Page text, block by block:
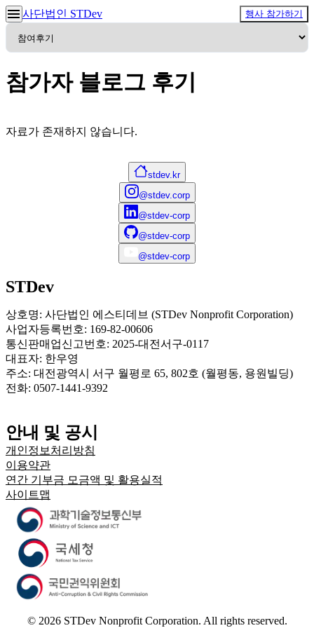
사단법인 STDev 행사 참가하기
참가자 블로그 후기
자료가 존재하지 않습니다.
stdev.kr
@stdev.corp
@stdev-corp
@stdev-corp
@stdev-corp
STDev
상호명: 사단법인 에스티데브 (STDev Nonprofit Corporation)
사업자등록번호: 169-82-00606
통신판매업신고번호: 2025-대전서구-0117
대표자: 한우영
주소: 대전광역시 서구 월평로 65, 802호 (월평동, 용원빌딩)
전화: 0507-1441-9392
안내 및 공시
개인정보처리방침
이용약관
연간 기부금 모금액 및 활용실적
사이트맵
© 2026STDev Nonprofit Corporation. All rights reserved.